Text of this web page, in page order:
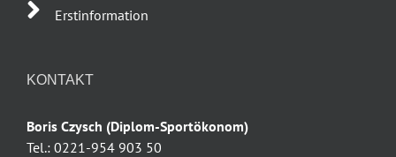
Erstinformation
KONTAKT
Boris Czysch (Diplom-Sportökonom)
Tel.: 0221-954 903 50